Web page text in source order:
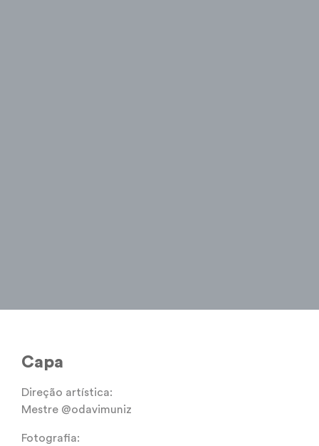
Capa
Direção artística:
Mestre @odavimuniz⁠
Fotografia: